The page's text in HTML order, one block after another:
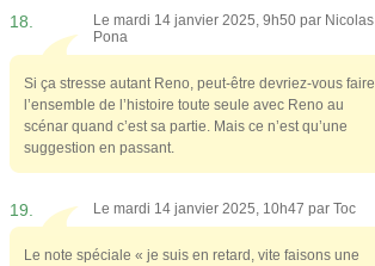
18. Le mardi 14 janvier 2025, 9h50 par Nicolas
Pona
Si ça stresse autant Reno, peut-être devriez-vous faire
l’ensemble de l’histoire toute seule avec Reno au
scénar quand c’est sa partie. Mais ce n’est qu’une
suggestion en passant.
19. Le mardi 14 janvier 2025, 10h47 par Toc
Le note spéciale « je suis en retard, vite faisons une